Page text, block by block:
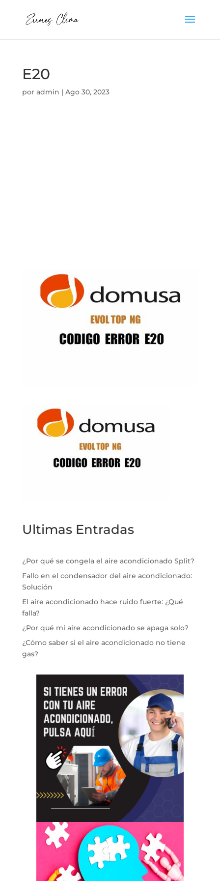
E20
por admin | Ago 30, 2023
Ultimas Entradas
¿Por qué se congela el aire acondicionado Split?
Fallo en el condensador del aire acondicionado:
Solución
El aire acondicionado hace ruido fuerte: ¿Qué
falla?
¿Por qué mi aire acondicionado se apaga solo?
¿Cómo saber si el aire acondicionado no tiene
gas?